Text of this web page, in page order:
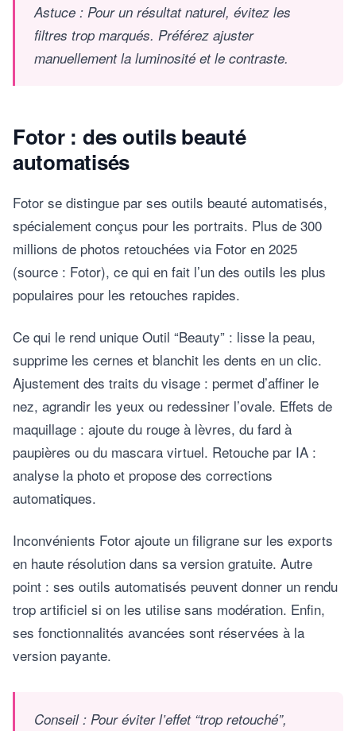
Astuce : Pour un résultat naturel, évitez les
filtres trop marqués. Préférez ajuster
manuellement la luminosité et le contraste.
Fotor : des outils beauté
automatisés
Fotor se distingue par ses outils beauté automatisés,
spécialement conçus pour les portraits. Plus de 300
millions de photos retouchées via Fotor en 2025
(source : Fotor), ce qui en fait l’un des outils les plus
populaires pour les retouches rapides.
Ce qui le rend unique Outil “Beauty” : lisse la peau,
supprime les cernes et blanchit les dents en un clic.
Ajustement des traits du visage : permet d’affiner le
nez, agrandir les yeux ou redessiner l’ovale. Effets de
maquillage : ajoute du rouge à lèvres, du fard à
paupières ou du mascara virtuel. Retouche par IA :
analyse la photo et propose des corrections
automatiques.
Inconvénients Fotor ajoute un filigrane sur les exports
en haute résolution dans sa version gratuite. Autre
point : ses outils automatisés peuvent donner un rendu
trop artificiel si on les utilise sans modération. Enfin,
ses fonctionnalités avancées sont réservées à la
version payante.
Conseil : Pour éviter l’effet “trop retouché”,